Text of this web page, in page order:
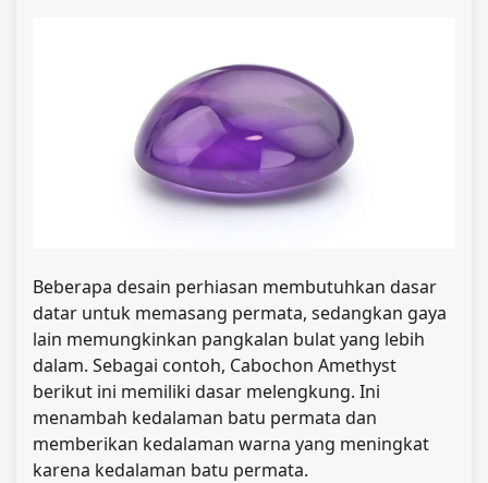
Beberapa desain perhiasan membutuhkan dasar
datar untuk memasang permata, sedangkan gaya
lain memungkinkan pangkalan bulat yang lebih
dalam. Sebagai contoh, Cabochon Amethyst
berikut ini memiliki dasar melengkung. Ini
menambah kedalaman batu permata dan
memberikan kedalaman warna yang meningkat
karena kedalaman batu permata.